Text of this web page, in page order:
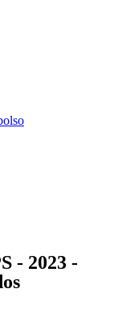
- 2023 -